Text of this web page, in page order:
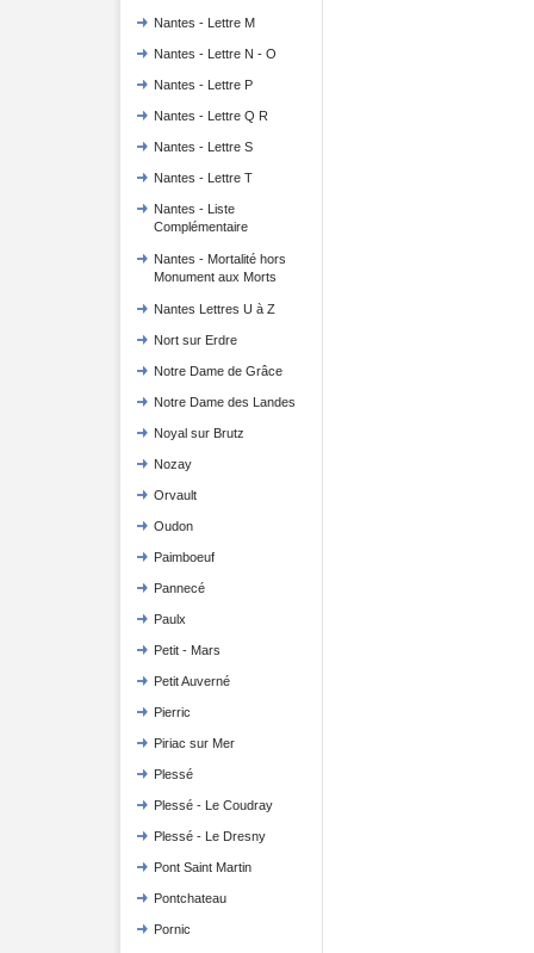
Nantes - Lettre M
Nantes - Lettre N - O
Nantes - Lettre P
Nantes - Lettre Q R
Nantes - Lettre S
Nantes - Lettre T
Nantes - Liste
Complémentaire
Nantes - Mortalité hors
Monument aux Morts
Nantes Lettres U à Z
Nort sur Erdre
Notre Dame de Grâce
Notre Dame des Landes
Noyal sur Brutz
Nozay
Orvault
Oudon
Paimboeuf
Pannecé
Paulx
Petit - Mars
Petit Auverné
Pierric
Piriac sur Mer
Plessé
Plessé - Le Coudray
Plessé - Le Dresny
Pont Saint Martin
Pontchateau
Pornic